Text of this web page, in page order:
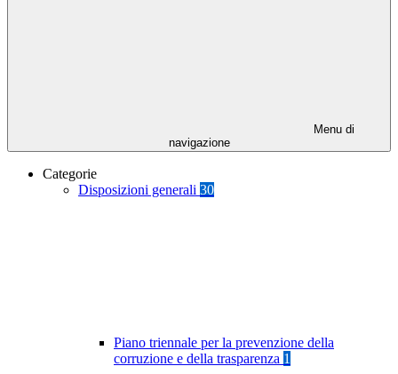
Menu di
navigazione
Categorie
Disposizioni generali 30
Piano triennale per la prevenzione della
corruzione e della trasparenza 1